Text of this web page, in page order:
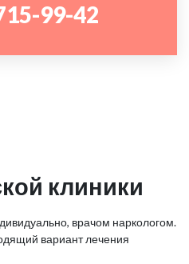
99-42
клиники
врачом наркологом.
вариант лечения